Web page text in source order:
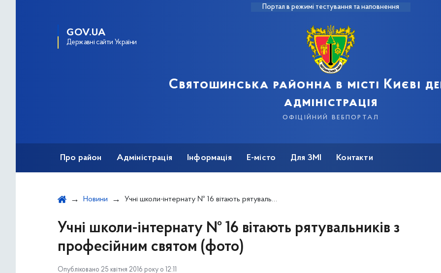
Портал в режимі тестування та наповнення
GOV.UA
Державні сайти України
Святошинська районна в місті Києві
адміністрація
офіційний вебпортал
Про район Адміністрація Інформація Е-місто Для ЗМІ Контакти
Новини Учні школи-інтернату № 16 вітають рятувальників з професійним святом (фото)
Учні школи-інтернату № 16 вітають рятувальників з
професійним святом (фото)
Опубліковано 25 квітня 2016 року о 12:11